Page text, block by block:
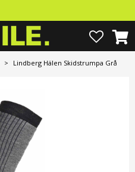
> Lindberg Hälen Skidstrumpa Grå